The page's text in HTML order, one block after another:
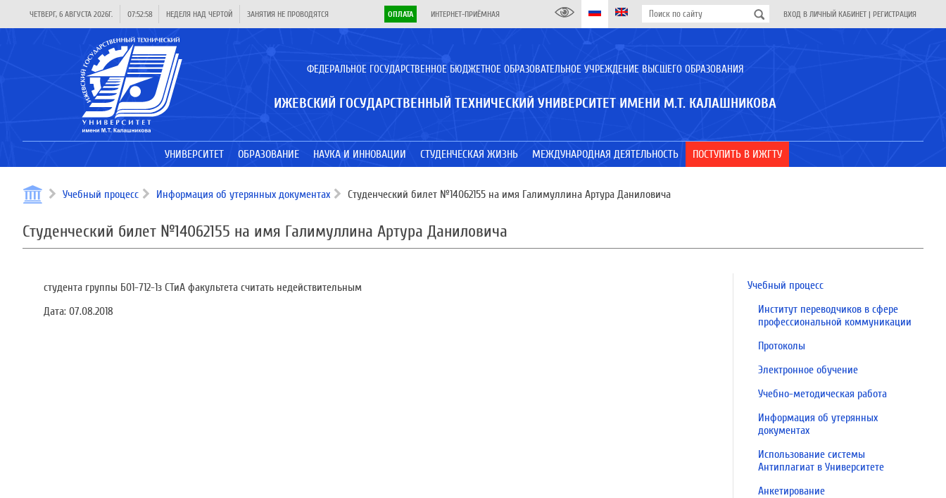
ЧЕТВЕРГ, 6 АВГУСТА 2026Г. 07:52:58 НЕДЕЛЯ НАД ЧЕРТОЙ ЗАНЯТИЯ НЕ ПРОВОДЯТСЯ ОПЛАТА ИНТЕРНЕТ-ПРИЁМНАЯ ВХОД В ЛИЧНЫЙ КАБИНЕТ | РЕГИСТРАЦИЯ
ФЕДЕРАЛЬНОЕ ГОСУДАРСТВЕННОЕ БЮДЖЕТНОЕ ОБРАЗОВАТЕЛЬНОЕ УЧРЕЖДЕНИЕ ВЫСШЕГО ОБРАЗОВАНИЯ
ИЖЕВСКИЙ ГОСУДАРСТВЕННЫЙ ТЕХНИЧЕСКИЙ УНИВЕРСИТЕТ ИМЕНИ М.Т. КАЛАШНИКОВА
УНИВЕРСИТЕТ ОБРАЗОВАНИЕ НАУКА И ИННОВАЦИИ СТУДЕНЧЕСКАЯ ЖИЗНЬ МЕЖДУНАРОДНАЯ ДЕЯТЕЛЬНОСТЬ ПОСТУПИТЬ В ИЖГТУ
Учебный процесс Информация об утерянных документах Студенческий билет №14062155 на имя Галимуллина Артура Даниловича
Студенческий билет №14062155 на имя Галимуллина Артура Даниловича
студента группы Б01-712-1з СТиА факультета считать недействительным
Дата: 07.08.2018
Учебный процесс
Институт переводчиков в сфере
профессиональной коммуникации
Протоколы
Электронное обучение
Учебно-методическая работа
Информация об утерянных
документах
Использование системы
Антиплагиат в Университете
Анкетирование